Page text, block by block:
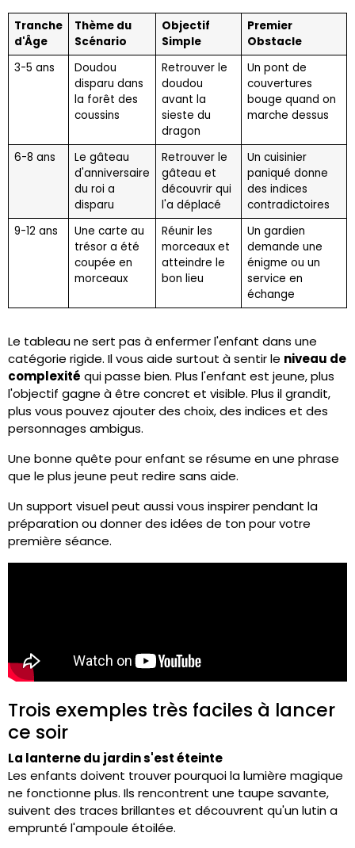
Tranche
d'Âge
Thème du
Scénario
Objectif
Simple
Premier
Obstacle
3-5 ans
Doudou
disparu dans
la forêt des
coussins
Retrouver le
doudou
avant la
sieste du
dragon
Un pont de
couvertures
bouge quand on
marche dessus
6-8 ans
Le gâteau
d'anniversaire
du roi a
disparu
Retrouver le
gâteau et
découvrir qui
l'a déplacé
Un cuisinier
paniqué donne
des indices
contradictoires
9-12 ans
Une carte au
trésor a été
coupée en
morceaux
Réunir les
morceaux et
atteindre le
bon lieu
Un gardien
demande une
énigme ou un
service en
échange
Le tableau ne sert pas à enfermer l'enfant dans une
catégorie rigide. Il vous aide surtout à sentir le niveau de
complexité qui passe bien. Plus l'enfant est jeune, plus
l'objectif gagne à être concret et visible. Plus il grandit,
plus vous pouvez ajouter des choix, des indices et des
personnages ambigus.
Une bonne quête pour enfant se résume en une phrase
que le plus jeune peut redire sans aide.
Un support visuel peut aussi vous inspirer pendant la
préparation ou donner des idées de ton pour votre
première séance.
Trois exemples très faciles à lancer
ce soir
La lanterne du jardin s'est éteinte
Les enfants doivent trouver pourquoi la lumière magique
ne fonctionne plus. Ils rencontrent une taupe savante,
suivent des traces brillantes et découvrent qu'un lutin a
emprunté l'ampoule étoilée.